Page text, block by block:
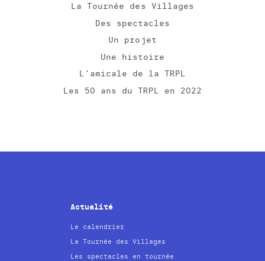
La Tournée des Villages
Des spectacles
Un projet
Une histoire
L’amicale de la TRPL
Les 50 ans du TRPL en 2022
Actualité
Le calendrier
La Tournée des Villages
Les spectacles en tournée